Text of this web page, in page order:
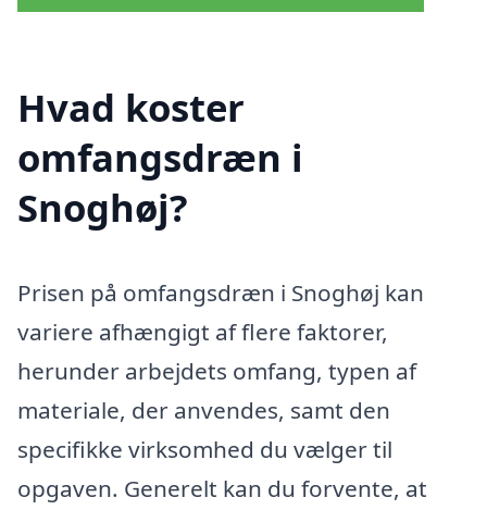
Hvad koster
omfangsdræn i
Snoghøj?
Prisen på omfangsdræn i Snoghøj kan
variere afhængigt af flere faktorer,
herunder arbejdets omfang, typen af
materiale, der anvendes, samt den
specifikke virksomhed du vælger til
opgaven. Generelt kan du forvente, at